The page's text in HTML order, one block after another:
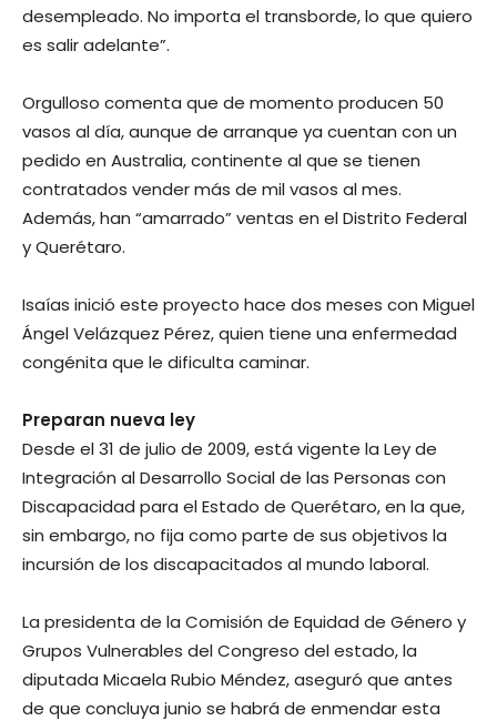
desempleado. No importa el transborde, lo que quiero
es salir adelante”.
Orgulloso comenta que de momento producen 50
vasos al día, aunque de arranque ya cuentan con un
pedido en Australia, continente al que se tienen
contratados vender más de mil vasos al mes.
Además, han “amarrado” ventas en el Distrito Federal
y Querétaro.
Isaías inició este proyecto hace dos meses con Miguel
Ángel Velázquez Pérez, quien tiene una enfermedad
congénita que le dificulta caminar.
Preparan nueva ley
Desde el 31 de julio de 2009, está vigente la Ley de
Integración al Desarrollo Social de las Personas con
Discapacidad para el Estado de Querétaro, en la que,
sin embargo, no fija como parte de sus objetivos la
incursión de los discapacitados al mundo laboral.
La presidenta de la Comisión de Equidad de Género y
Grupos Vulnerables del Congreso del estado, la
diputada Micaela Rubio Méndez, aseguró que antes
de que concluya junio se habrá de enmendar esta